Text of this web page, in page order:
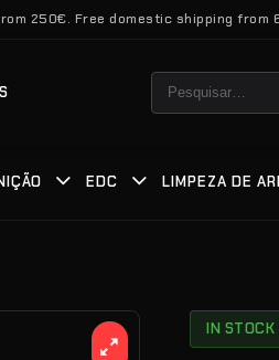
250€. Free domestic shipping from
Pesquisar
por:
EDC LIMPEZA DE
IN STOCK